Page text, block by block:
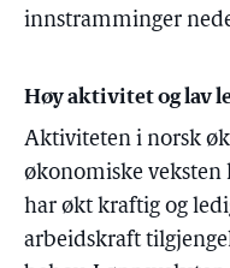
innstramminger
Høy aktivitet og lav
Aktiviteten i norsk
økonomiske veksten
har økt kraftig og
arbeidskraft